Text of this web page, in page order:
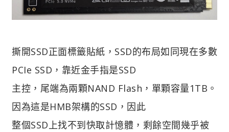
撕開SSD正面標籤貼紙，SSD的布局如同現在多數
PCIe SSD，靠近金手指是SSD
主控，尾端為兩顆NAND Flash，單顆容量1TB。
因為這是HMB架構的SSD，因此
整個SSD上找不到快取計憶體，剩餘空間幾乎被